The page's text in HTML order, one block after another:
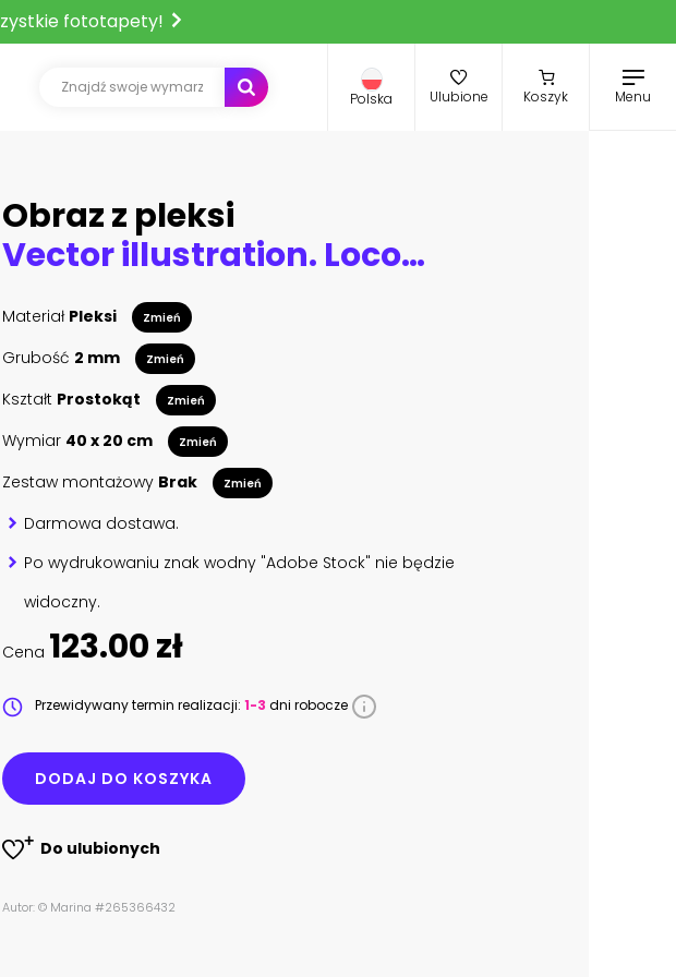
fototapety!
Polska Ulubione Koszyk Menu
Obraz z pleksi
Vector illustration. Locomotive
Materiał Pleksi Zmień
Grubość 2 mm Zmień
Kształt Prostokąt Zmień
Wymiar 40 x 20 cm Zmień
Zestaw montażowy Brak Zmień
Darmowa dostawa.
Po wydrukowaniu znak wodny "Adobe Stock" nie będzie
widoczny.
Cena 123.00 zł
Przewidywany termin realizacji: 1-3 dni robocze
DODAJ DO KOSZYKA
Do ulubionych
Autor: © Marina #265366432